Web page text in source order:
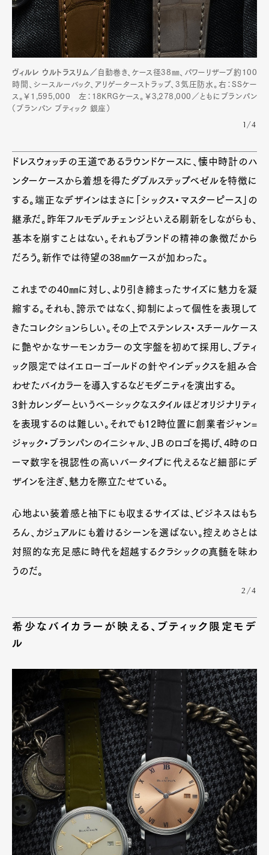
Product Culture Lifestyle
Pen Membership
Magazine
Official Columnist
About
Contact
Pen Meet
Pen international
ヴィルレ ウルトラスリム／ 自動巻き、ケース径38㎜、パワーリザーブ約100
時間、シースルーバック、アリゲーターストラップ、3気圧防水。右：SSケー
ス。￥1,595,000 左：18KRGケース。￥3,278,000／ともにブランパン
（ブランパン ブティック 銀座）
1/4
ドレスウォッチの王道であるラウンドケースに、懐中時計のハ
ンターケースから着想を得たダブルステップベゼルを特徴に
する。端正なデザインはまさに「シックス・マスターピース」の
継承だ。昨年フルモデルチェンジといえる刷新をしながらも、
基本を崩すことはない。それもブランドの精神の象徴だから
だろう。新作では待望の38㎜ケースが加わった。
これまでの40㎜に対し、より引き締まったサイズに魅力を凝
縮する。それも、誇示ではなく、抑制によって個性を表現して
きたコレクションらしい。その上でステンレス・スチールケース
に艶やかなサーモンカラーの文字盤を初めて採用し、ブティ
ック限定ではイエローゴールドの針やインデックスを組み合
わせたバイカラーを導入するなどモダニティを演出する。
3針カレンダーというベーシックなスタイルほどオリジナリティ
を表現するのは難しい。それでも12時位置に創業者ジャン=
ジャック・ブランパンのイニシャル、ＪＢのロゴを掲げ、4時のロ
ーマ数字を視認性の高いバータイプに代えるなど細部にデ
ザインを注ぎ、魅力を際立たせている。
心地よい装着感と袖下にも収まるサイズは、ビジネスはもち
ろん、カジュアルにも着けるシーンを選ばない。控えめさとは
対照的な充足感に時代を超越するクラシックの真髄を味わ
うのだ。
2/4
希少なバイカラーが映える、ブティック限定モデ
ル